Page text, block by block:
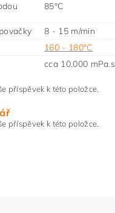
85°C
8 - 15 m/min
160 - 180°C
cca 10.000 mPa.s
příspěvek k této položce.
příspěvek k této položce.